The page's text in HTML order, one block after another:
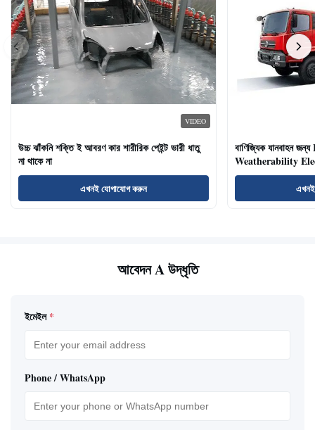
VIDEO
উচ্চ ঝাঁকনি শক্তি ই আবরণ কার শারীরিক পেইন্ট ভারী ধাতু
না থাকে না
এখনই যোগাযোগ করুন
বাণিজ্যিক যানবাহন
Weatherability
আবেদন A উদ্ধৃতি
ইমেইল *
Phone / WhatsApp